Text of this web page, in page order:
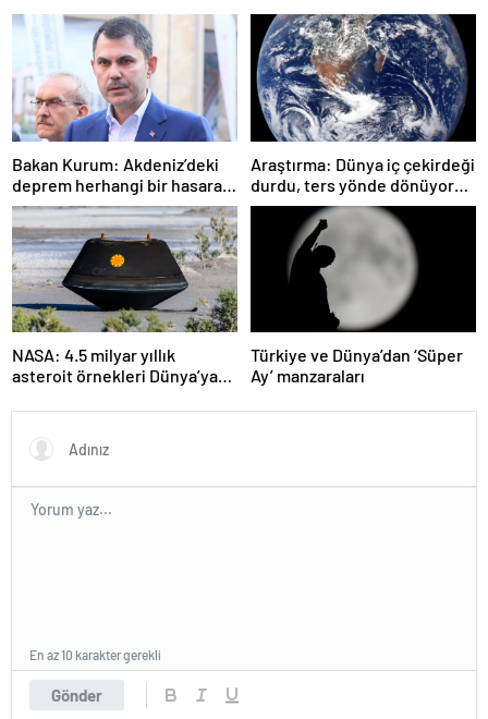
Bakan Kurum: Akdeniz’deki
deprem herhangi bir hasara
neden olmadı
Araştırma: Dünya iç çekirdeği
durdu, ters yönde dönüyor
olabilir
NASA: 4.5 milyar yıllık
asteroit örnekleri Dünya’ya
başlangıcına ışık tutabilir
Türkiye ve Dünya’dan ‘Süper
Ay’ manzaraları
Gönder
En az 10 karakter gerekli